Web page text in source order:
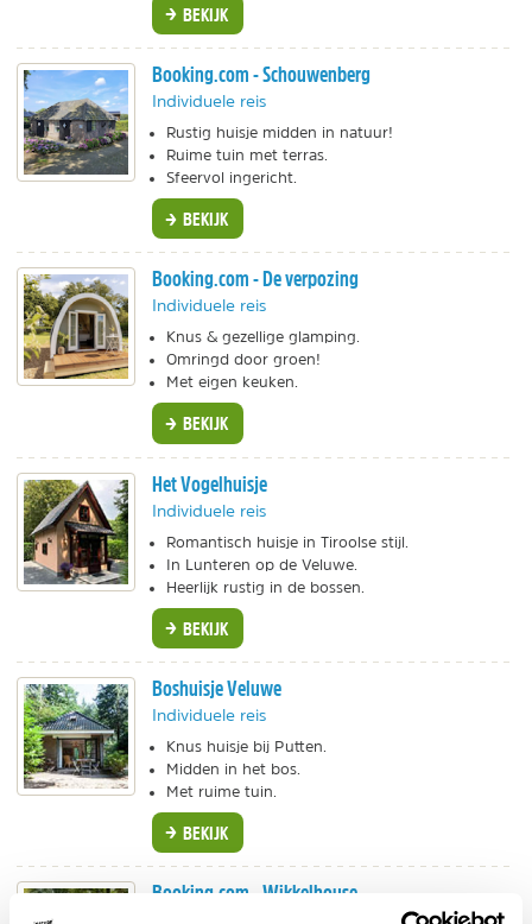
BEKIJK
Booking.com - Schouwenberg
Individuele reis
Rustig huisje midden in natuur!
Ruime tuin met terras.
Sfeervol ingericht.
BEKIJK
Booking.com - De verpozing
Individuele reis
Knus & gezellige glamping.
Omringd door groen!
Met eigen keuken.
BEKIJK
Het Vogelhuisje
Individuele reis
Romantisch huisje in Tiroolse stijl.
In Lunteren op de Veluwe.
Heerlijk rustig in de bossen.
BEKIJK
Boshuisje Veluwe
Individuele reis
Knus huisje bij Putten.
Midden in het bos.
Met ruime tuin.
BEKIJK
Booking.com - Wikkelhouse